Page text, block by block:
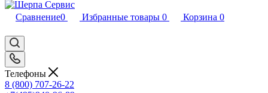
Сравнение0 Избранные товары 0 Корзина 0
Телефоны
8 (800) 707-26-22